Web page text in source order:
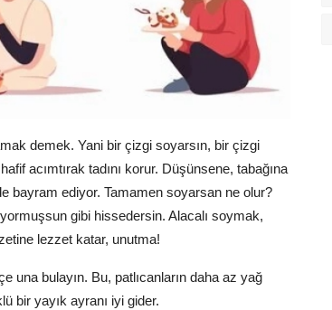
demek. Yani bir çizgi soyarsın, bir çizgi
acımtırak tadını korur. Düşünsene, tabağına
bayram ediyor. Tamamen soyarsan ne olur?
gibi hissedersin. Alacalı soymak,
lezzet katar, unutma!
una bulayın. Bu, patlıcanların daha az yağ
bir yayık ayranı iyi gider.